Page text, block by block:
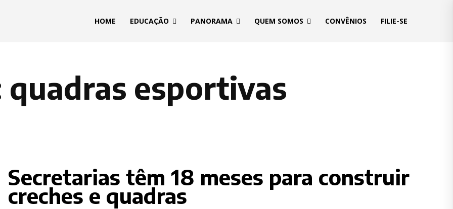
HOME EDUCAÇÃO PANORAMA QUEM SOMOS CONVÊNIOS FILIE-SE
quadras esportivas
Secretarias têm 18 meses para construir
creches e quadras